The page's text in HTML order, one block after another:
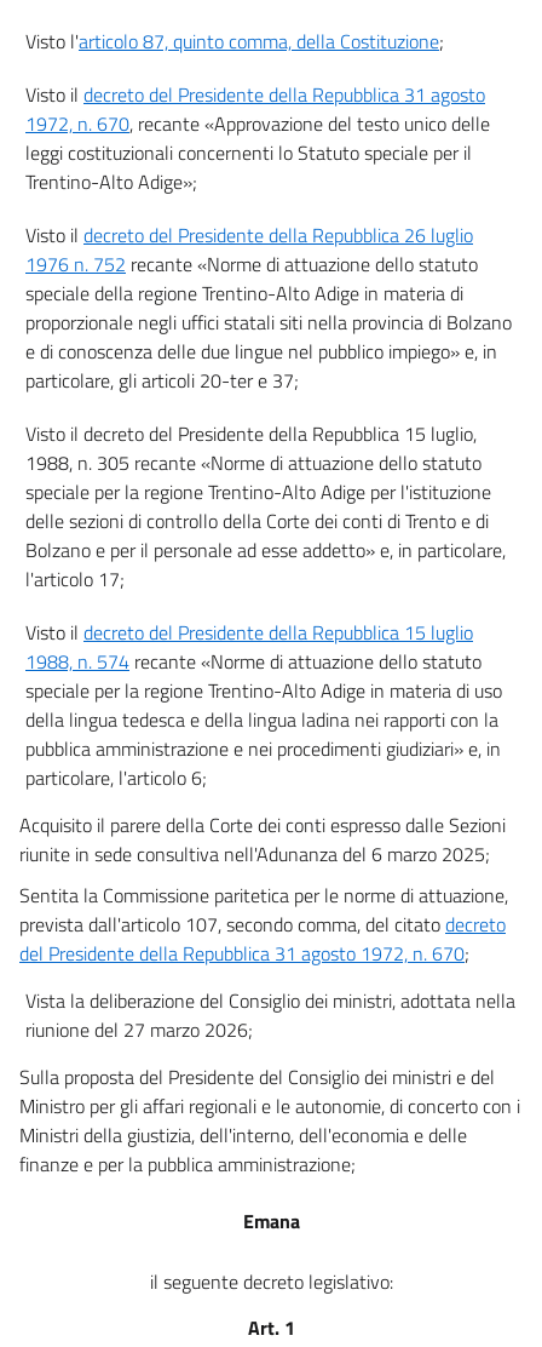
Visto l'articolo 87, quinto comma, della Costituzione;
Visto il decreto del Presidente della Repubblica 31 agosto
1972, n. 670, recante «Approvazione del testo unico delle
leggi costituzionali concernenti lo Statuto speciale per il
Trentino-Alto Adige»;
Visto il decreto del Presidente della Repubblica 26 luglio
1976 n. 752 recante «Norme di attuazione dello statuto
speciale della regione Trentino-Alto Adige in materia di
proporzionale negli uffici statali siti nella provincia di Bolzano
e di conoscenza delle due lingue nel pubblico impiego» e, in
particolare, gli articoli 20-ter e 37;
Visto il decreto del Presidente della Repubblica 15 luglio,
1988, n. 305 recante «Norme di attuazione dello statuto
speciale per la regione Trentino-Alto Adige per l'istituzione
delle sezioni di controllo della Corte dei conti di Trento e di
Bolzano e per il personale ad esse addetto» e, in particolare,
l'articolo 17;
Visto il decreto del Presidente della Repubblica 15 luglio
1988, n. 574 recante «Norme di attuazione dello statuto
speciale per la regione Trentino-Alto Adige in materia di uso
della lingua tedesca e della lingua ladina nei rapporti con la
pubblica amministrazione e nei procedimenti giudiziari» e, in
particolare, l'articolo 6;
Acquisito il parere della Corte dei conti espresso dalle Sezioni
riunite in sede consultiva nell'Adunanza del 6 marzo 2025;
Sentita la Commissione paritetica per le norme di attuazione,
prevista dall'articolo 107, secondo comma, del citatodecreto
del Presidente della Repubblica 31 agosto 1972, n. 670;
Vista la deliberazione del Consiglio dei ministri, adottata nella
riunione del 27 marzo 2026;
Sulla proposta del Presidente del Consiglio dei ministri e del
Ministro per gli affari regionali e le autonomie, di concerto con i
Ministri della giustizia, dell'interno, dell'economia e delle
finanze e per la pubblica amministrazione;
Emana
il seguente decreto legislativo:
Art. 1